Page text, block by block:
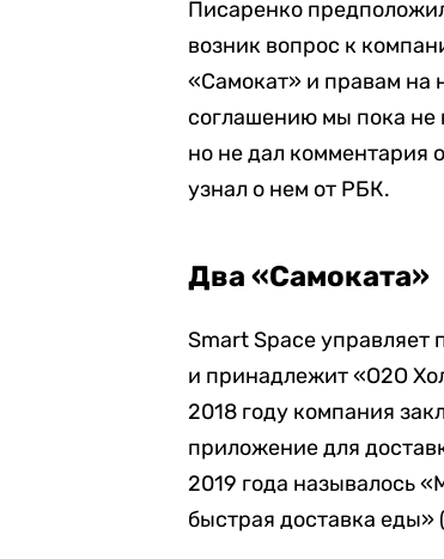
Писаренко
возник вопрос к
«Самокат» и правам на
соглашению мы пока
но не дал комментария
узнал о нем от РБК.
Два «Самоката»
Smart Space
и принадлежит «О2О
2018 году компания
приложение для
2019 года называлось
быстрая доставка еды»